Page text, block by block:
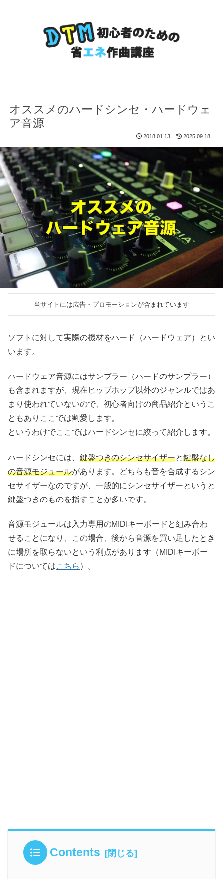
オススメのハードシンセ・ハードウェ
ア音源
2018.01.13 2025.09.18
当サイトには広告・プロモーションが含まれています
ソフトに対して実際の機材をハード（ハードウェア）とい
います。
ハードウェア音源にはサンプラー（ハードのサンプラー）
も含まれますが、現在ヒップホップ以外のジャンルではあ
まり使われていないので、初心者向けの商品紹介というこ
ともありここでは割愛します。
というわけでここではハードシンセに絞って紹介します。
ハードシンセには、 鍵盤つきのシンセサイザーと鍵盤なし
の音源モジュールがあります。どちらも音を合成するシン
セサイザーなのですが、一般的にシンセサイザーというと
鍵盤つきのものを指すことが多いです。
音源モジュールは入力専用のMIDIキーボードと組み合わ
せることになり、この場合、後から音源を買い足したとき
に場所を取らないという利点があります（MIDIキーボー
ドについてはこちら ）。
Contents